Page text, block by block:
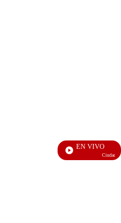
Entrada
de
EN VIVO
Ciudad